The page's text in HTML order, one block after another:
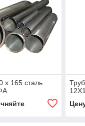
х 165 сталь